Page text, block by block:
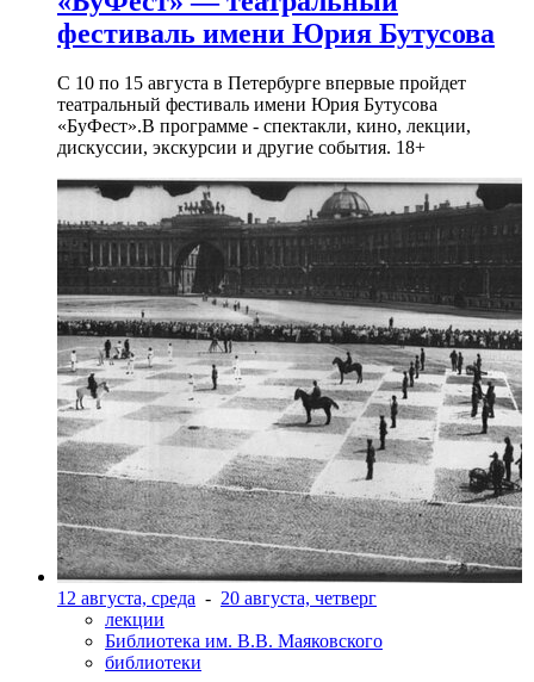
фестиваль имени Юрия Бутусова
С 10 по 15 августа в Петербурге впервые пройдет
театральный фестиваль имени Юрия Бутусова
«БуФест».В программе - спектакли, кино, лекции,
дискуссии, экскурсии и другие события. 18+
12 августа, среда - 20 августа, четверг
лекции
Библиотека им. В.В. Маяковского
библиотеки